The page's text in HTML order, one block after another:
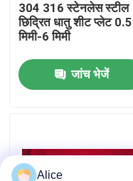
एक उद्धरण का अनुरोध करें
इस्पात संरचना भवन
इस्पात संरचना कार्यशाला
304 316 स्टेनलेस स्टील
छिद्रित धातु शीट प्लेट 0.5
मिमी-6 मिमी
जांच भेजें
Alice